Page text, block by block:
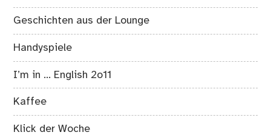
Geschichten aus der Lounge
Handyspiele
I’m in … English 2o11
Kaffee
Klick der Woche